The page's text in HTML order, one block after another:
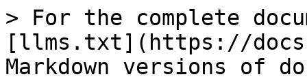
> For the complete
[llms.txt](https://
Markdown versions of